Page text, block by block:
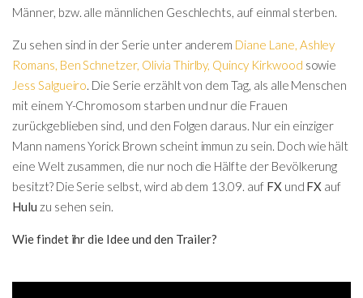
Männer, bzw. alle männlichen Geschlechts, auf einmal sterben.
Zu sehen sind in der Serie unter anderem Diane Lane, Ashley
Romans, Ben Schnetzer, Olivia Thirlby, Quincy Kirkwood sowie
Jess Salgueiro. Die Serie erzählt von dem Tag, als alle Menschen
mit einem Y-Chromosom starben und nur die Frauen
zurückgeblieben sind, und den Folgen daraus. Nur ein einziger
Mann namens Yorick Brown scheint immun zu sein. Doch wie hält
eine Welt zusammen, die nur noch die Hälfte der Bevölkerung
besitzt? Die Serie selbst, wird ab dem 13.09. auf FX und FX auf
Hulu zu sehen sein.
Wie findet ihr die Idee und den Trailer?